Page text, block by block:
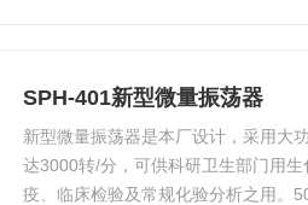
SPH-401新型微量振荡器
新型微量振荡器是本厂设计，采用大
达3000转/分，可供科研卫生部门用
疫、临床检验及常规化验分析之用。